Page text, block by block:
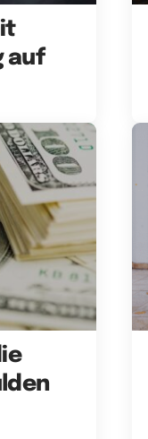
auf